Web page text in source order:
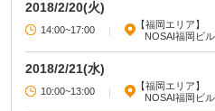
2018/2/20(火)
14:00~17:00 |
【福岡エリア】
NOSAI福岡ビ
2018/2/21(水)
10:00~13:00 |
【福岡エリア】
NOSAI福岡ビ